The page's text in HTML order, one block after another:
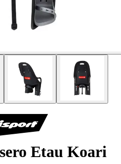
Etau Koari